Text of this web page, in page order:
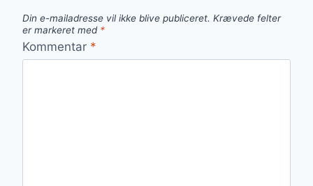
Din e-mailadresse vil ikke blive publiceret. Krævede felter
er markeret med *
Kommentar *